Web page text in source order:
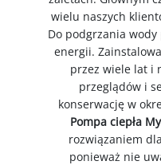
wielu naszych
Do podgrzania
energii.
przez wiele lat i
przeglądów i
konserwację w
Pompa ciepła
rozwiązaniem
ponieważ nie